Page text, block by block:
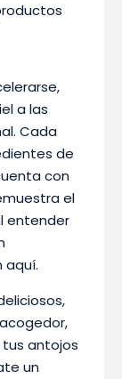
a las
Cada
de
con
el
entender
aquí.
antojos
un